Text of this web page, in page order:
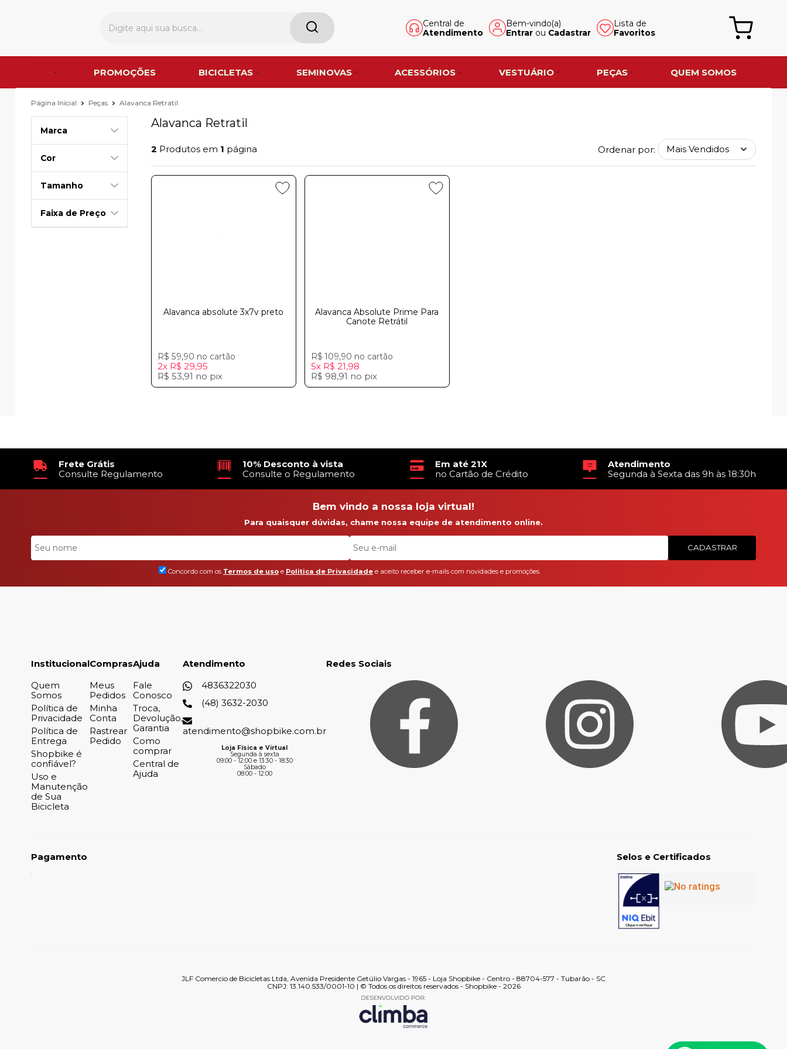
Central de
Atendimento
Bem-vindo(a)
Entrarou Cadastrar
Lista de
Favoritos
PROMOÇÕES BICICLETAS SEMINOVAS ACESSÓRIOS VESTUÁRIO PEÇAS QUEM SOMOS
Página Inicial Peças Alavanca Retratil
Marca
Cor
Tamanho
Faixa de Preço
Alavanca Retratil
2 Produtos em 1 página Ordenar por:
Alavanca absolute 3x7v preto
R$ 59,90 no cartão
2x R$ 29,95
R$ 53,91 no pix
Alavanca Absolute Prime Para
Canote Retrátilㅤㅤㅤㅤㅤㅤ
R$ 109,90 no cartão
5x R$ 21,98
R$ 98,91 no pix
Frete Grátis
Consulte Regulamento
10% Desconto à vista
Consulte o Regulamento
Em até 21X
no Cartão de Crédito
Atendimento
Segunda à Sexta das 9h às 18:30h
Bem vindo a nossa loja virtual!
Para quaisquer dúvidas, chame nossa equipe de atendimento online.
Concordo com os Termos de uso e Politica de Privacidade e aceito receber e-mails com novidades e promoções.
CADASTRAR
Institucional
Quem
Somos
Política de
Privacidade
Política de
Entrega
Shopbike é
confiável?
Uso e
Manutenção
de Sua
Bicicleta
Compras
Meus
Pedidos
Minha
Conta
Rastrear
Pedido
Ajuda
Fale
Conosco
Troca,
Devolução,
Garantia
Como
comprar
Central de
Ajuda
Atendimento
4836322030
(48) 3632-2030
atendimento@shopbike.com.br
Loja Física e Virtual
Segunda à sexta
09:00 - 12:00 e 13:30 - 18:30
Sábado
08:00 - 12:00
Redes Sociais
Pagamento Selos e Certificados
JLF Comercio de Bicicletas Ltda, Avenida Presidente Getúlio Vargas - 1965 - Loja Shopbike - Centro - 88704-577 - Tubarão - SC
CNPJ: 13.140.533/0001-10 | © Todos os direitos reservados - Shopbike - 2026